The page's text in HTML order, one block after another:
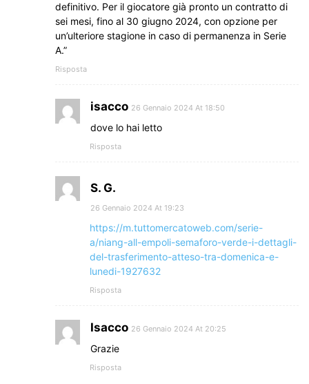
definitivo. Per il giocatore già pronto un contratto di
sei mesi, fino al 30 giugno 2024, con opzione per
un’ulteriore stagione in caso di permanenza in Serie
A.”
Risposta
isacco 26 Gennaio 2024 At 18:50
dove lo hai letto
Risposta
S. G.
26 Gennaio 2024 At 19:23
https://m.tuttomercatoweb.com/serie-
a/niang-all-empoli-semaforo-verde-i-dettagli-
del-trasferimento-atteso-tra-domenica-e-
lunedi-1927632
Risposta
Isacco 26 Gennaio 2024 At 20:25
Grazie
Risposta